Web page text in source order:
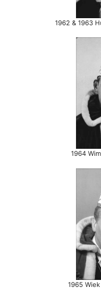
1962 & 1963
1964
1965